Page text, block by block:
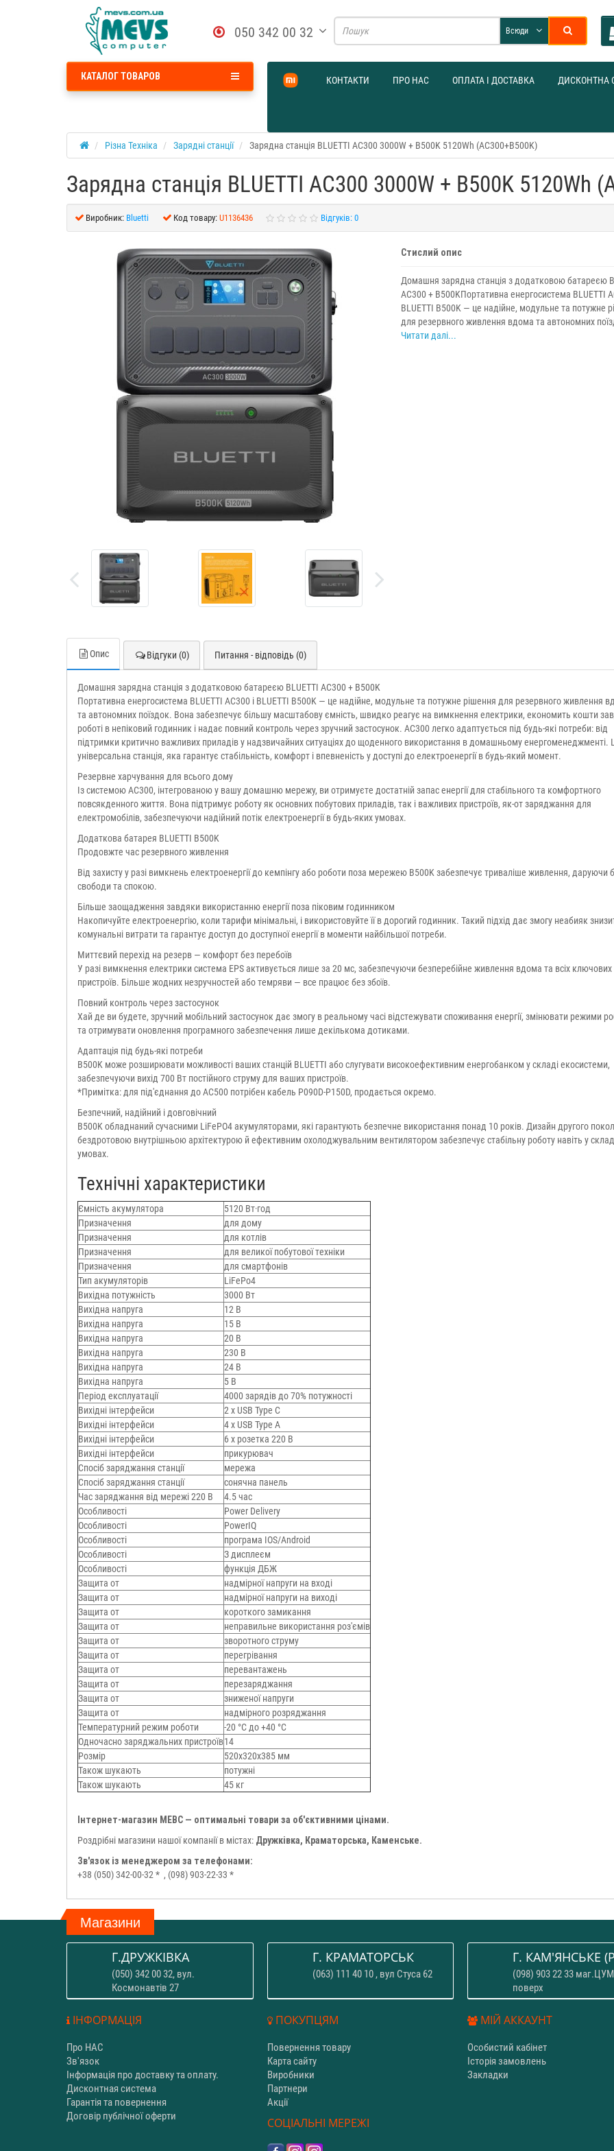
050 342 00 32 Всюди
КОНТАКТИ ПРО НАС ОПЛАТА І ДОСТАВКА ДИСКОНТНА
КАТАЛОГ ТОВАРОВ
Різна Техніка Зарядні станції Зарядна станція BLUETTI AC300 3000W + B500K 5120Wh (AC300+B500K)
Зарядна станція BLUETTI AC300 3000W + B500K 5120Wh
Виробник: Bluetti Код товару: U1136436 Відгуків: 0
Стислий опис
Домашня зарядна станція з додатковою батареєю
AC300 + B500KПортативна енергосистема BLUETTI
BLUETTI B500K — це надійне, модульне та потужне
для резервного живлення вдома та автономних
Читати далі...
Опис Відгуки (0) Питання - відповідь (0)
Домашня зарядна станція з додатковою батареєю BLUETTI AC300 + B500K
Портативна енергосистема BLUETTI AC300 і BLUETTI B500K — це надійне, модульне та потужне рішення для резервного живлення
та автономних поїздок. Вона забезпечує більшу масштабову ємність, швидко реагує на вимкнення електрики, економить кошти
роботі в непіковий годинник і надає повний контроль через зручний застосунок. AC300 легко адаптується під будь-які потреби: від
підтримки критично важливих приладів у надзвичайних ситуаціях до щоденного використання в домашньому енергоменеджменті.
універсальна станція, яка гарантує стабільність, комфорт і впевненість у доступі до електроенергії в будь-який момент.
Резервне харчування для всього дому
Із системою AC300, інтегрованою у вашу домашню мережу, ви отримуєте достатній запас енергії для стабільного та комфортного
повсякденного життя. Вона підтримує роботу як основних побутових приладів, так і важливих пристроїв, як-от заряджання для
електромобілів, забезпечуючи надійний потік електроенергії в будь-яких умовах.
Додаткова батарея BLUETTI B500K
Продовжте час резервного живлення
Від захисту у разі вимкнень електроенергії до кемпінгу або роботи поза мережею B500K забезпечує триваліше живлення, даруючи
свободи та спокою.
Більше заощадження завдяки використанню енергії поза піковим годинником
Накопичуйте електроенергію, коли тарифи мінімальні, і використовуйте її в дорогий годинник. Такий підхід дає змогу неабияк
комунальні витрати та гарантує доступ до доступної енергії в моменти найбільшої потреби.
Миттєвий перехід на резерв — комфорт без перебоїв
У разі вимкнення електрики система EPS активується лише за 20 мс, забезпечуючи безперебійне живлення вдома та всіх ключових
пристроїв. Більше жодних незручностей або темряви — все працює без збоїв.
Повний контроль через застосунок
Хай де ви будете, зручний мобільний застосунок дає змогу в реальному часі відстежувати споживання енергії, змінювати режими
та отримувати оновлення програмного забезпечення лише декількома дотиками.
Адаптація під будь-які потреби
B500K може розширювати можливості ваших станцій BLUETTI або слугувати високоефективним енергобанком у складі екосистеми,
забезпечуючи вихід 700 Вт постійного струму для ваших пристроїв.
*Примітка: для під'єднання до AC500 потрібен кабель P090D-P150D, продається окремо.
Безпечний, надійний і довговічний
B500K обладнаний сучасними LiFePO4 акумуляторами, які гарантують безпечне використання понад 10 років. Дизайн другого
бездротовою внутрішньою архітектурою й ефективним охолоджувальним вентилятором забезпечує стабільну роботу навіть у
умовах.
Технічні характеристики
Ємність акумулятора
5120 Вт·год
Призначення
для дому
Призначення
для котлів
Призначення
для великої побутової техніки
Призначення
для смартфонів
Тип акумуляторів
LiFePo4
Вихідна потужність
3000 Вт
Вихідна напруга
12 В
Вихідна напруга
15 В
Вихідна напруга
20 В
Вихідна напруга
230 В
Вихідна напруга
24 В
Вихідна напруга
5 В
Період експлуатації
4000 зарядів до 70% потужності
Вихідні інтерфейси
2 x USB Type C
Вихідні інтерфейси
4 x USB Type A
Вихідні інтерфейси
6 х розетка 220 В
Вихідні інтерфейси
прикурювач
Спосіб заряджання станції
мережа
Спосіб заряджання станції
сонячна панель
Час заряджання від мережі 220 В
4.5 час
Особливості
Power Delivery
Особливості
PowerIQ
Особливості
програма IOS/Android
Особливості
З дисплеєм
Особливості
функція ДБЖ
Защита от
надмірної напруги на вході
Защита от
надмірної напруги на виході
Защита от
короткого замикання
Защита от
неправильне використання роз'ємів
Защита от
зворотного струму
Защита от
перегрівання
Защита от
перевантажень
Защита от
перезаряджання
Защита от
зниженої напруги
Защита от
надмірного розряджання
Температурний режим роботи
-20 °C до +40 °C
Одночасно заряджальних пристроїв14
Розмір
520x320x385 мм
Також шукають
потужні
Також шукають
45 кг
Інтернет-магазин МЕВС — оптимальні товари за об'єктивними цінами.
Роздрібні магазини нашої компанії в містах: Дружківка, Краматорська, Каменське.
Зв'язок із менеджером за телефонами:
+38 (050) 342-00-32 * , (098) 903-22-33 *
Магазини
Г.ДРУЖКІВКА
(050) 342 00 32, вул.
Космонавтів 27
Г. КРАМАТОРСЬК
(063) 111 40 10 , вул Стуса 62
Г. КАМ'ЯНСЬКЕ
(098) 903 22 33
поверх
ІНФОРМАЦІЯ
Про НАС
Зв'язок
Інформація про доставку та оплату.
Дисконтная система
Гарантія та повернення
Договір публічної оферти
ПОКУПЦЯМ
Повернення товару
Карта сайту
Виробники
Партнери
Акції
СОЦІАЛЬНІ МЕРЕЖІ
МІЙ АККАУНТ
Особистий кабінет
Історія замовлень
Закладки